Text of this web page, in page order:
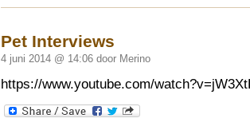
Pet Interviews
4 juni 2014 @ 14:06 door Merino
https://www.youtube.com/